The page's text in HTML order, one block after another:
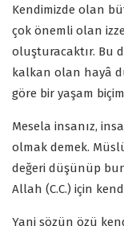
Kendimizde olan
çok önemli olan
oluşturacaktır. Bu
kalkan olan hayâ
göre bir yaşam
Mesela insanız,
olmak demek.
değeri düşünüp
Allah (C.C.) için
Yani sözün özü